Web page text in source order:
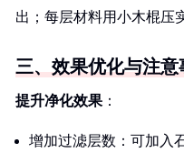
出；每层材料用小木棍压
三、效果优化与注意
提升净化效果 ：
增加过滤层数：可加入